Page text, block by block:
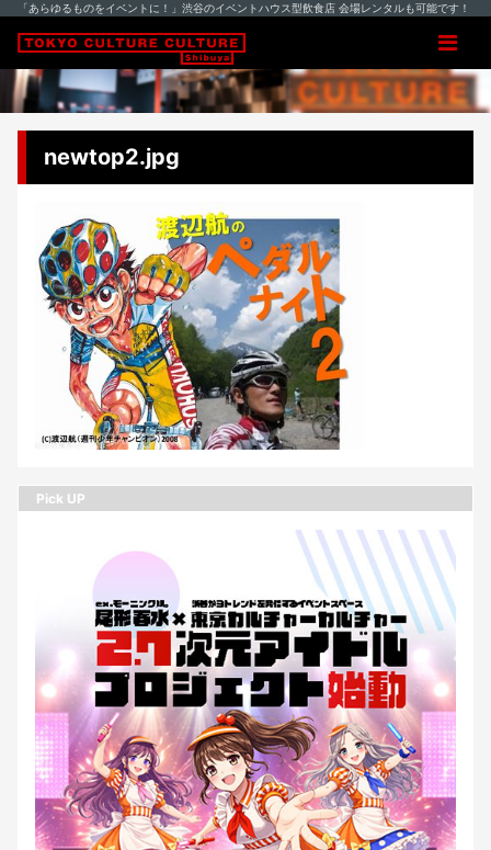
「あらゆるものをイベントに！」渋谷のイベントハウス型飲食店 会場レンタルも可能です！
newtop2.jpg
Pick UP